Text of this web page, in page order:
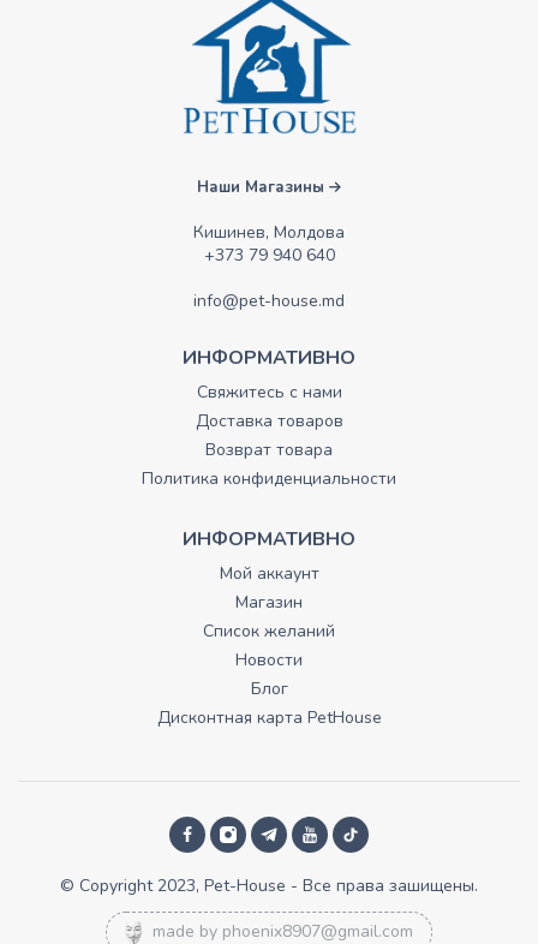
Наши Магазины
Кишинев, Молдова
+373 79 940 640
info@pet-house.md
ИНФОРМАТИВНО
Свяжитесь с нами
Доставка товаров
Возврат товара
Политика конфиденциальности
ИНФОРМАТИВНО
Мой аккаунт
Магазин
Список желаний
Новости
Блог
Дисконтная карта PetHouse
© Copyright 2023, Pet-House - Все права зашищены.
made by phoenix8907@gmail.com